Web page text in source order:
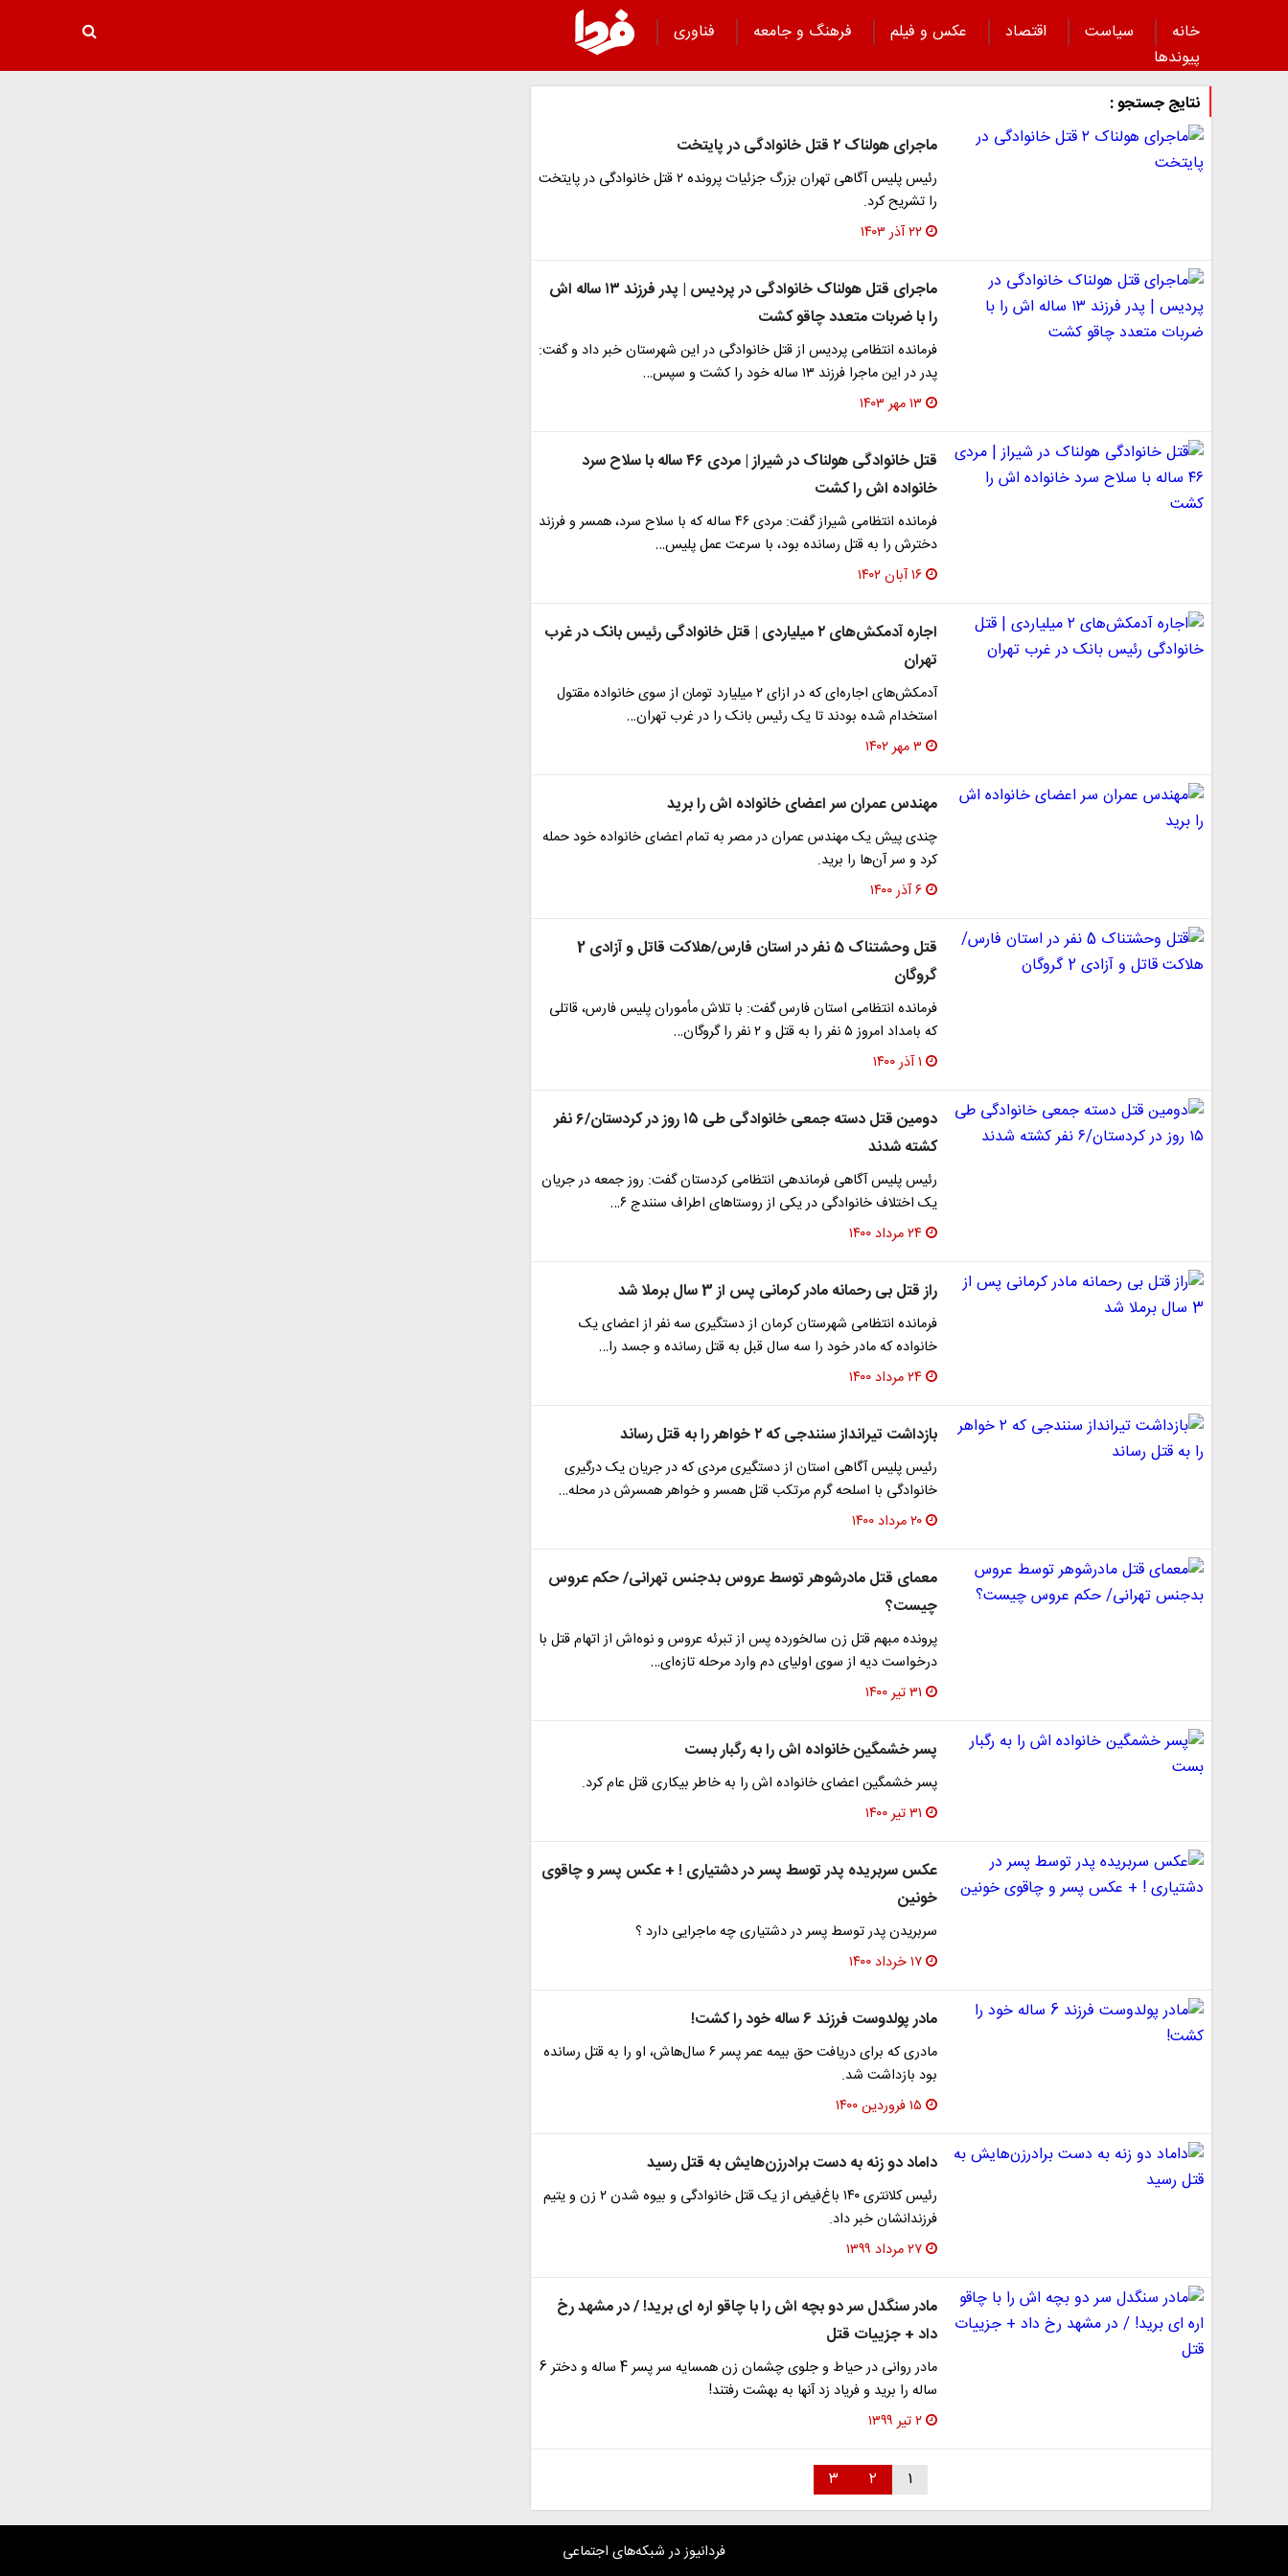
خانه سیاست اقتصاد عکس و فیلم فرهنگ و جامعه
فناوری
پیوند‌ها
نتایج جستجو :
ماجرای هولناک ۲ قتل خانوادگی در پایتخت
رئیس پلیس آگاهی تهران بزرگ جزئیات پرونده ۲ قتل خانوادگی در پایتخت
را تشریح کرد.
۲۲ آذر ۱۴۰۳
ماجرای قتل هولناک خانوادگی در پردیس | پدر فرزند ۱۳ ساله اش
را با ضربات متعدد چاقو کشت
فرمانده انتظامی پردیس از قتل خانوادگی در این شهرستان خبر داد و گفت:
پدر در این ماجرا فرزند ۱۳ ساله خود را کشت و سپس…
۱۳ مهر ۱۴۰۳
قتل خانوادگی هولناک در شیراز | مردی ۴۶ ساله با سلاح سرد
خانواده اش را کشت
فرمانده انتظامی شیراز گفت: مردی ۴۶ ساله که با سلاح سرد، همسر و فرزند
دخترش را به قتل رسانده بود، با سرعت عمل پلیس…
۱۶ آبان ۱۴۰۲
اجاره آدمکش‌های ۲ میلیاردی | قتل خانوادگی رئیس بانک در غرب
تهران
آدمکش‌های اجاره‌ای که در ازای ۲ میلیارد تومان از سوی خانواده‌ مقتول
استخدام شده بودند تا یک رئیس بانک را در غرب تهران…
۳ مهر ۱۴۰۲
مهندس عمران سر اعضای خانواده اش را برید
چندی پیش یک مهندس عمران در مصر به تمام اعضای خانواده خود حمله
کرد و سر آن‌ها را برید.
۶ آذر ۱۴۰۰
قتل وحشتناک 5 نفر در استان فارس/هلاکت قاتل و آزادی 2
گروگان
فرمانده انتظامی استان فارس گفت: با تلاش مأموران پلیس فارس، قاتلی
که بامداد امروز ۵ نفر را به قتل و ۲ نفر را گروگان…
۱ آذر ۱۴۰۰
دومین قتل دسته جمعی خانوادگی طی ۱۵ روز در کردستان/۶ نفر
کشته شدند
رئیس پلیس آگاهی فرماندهی انتظامی کردستان گفت: روز جمعه در جریان
یک اختلاف خانوادگی در یکی از روستاهای اطراف سنندج ۶…
۲۴ مرداد ۱۴۰۰
راز قتل بی رحمانه مادر کرمانی پس از 3 سال برملا شد
فرمانده انتظامی شهرستان کرمان از دستگیری سه نفر از اعضای یک
خانواده که مادر خود را سه سال قبل به قتل رسانده و جسد را…
۲۴ مرداد ۱۴۰۰
بازداشت تیرانداز سنندجی که ۲ خواهر را به قتل رساند
رئیس پلیس آگاهی استان از دستگیری مردی که در جریان یک درگیری
خانوادگی با اسلحه گرم مرتکب قتل همسر و خواهر همسرش در محله…
۲۰ مرداد ۱۴۰۰
معمای قتل مادرشوهر توسط عروس بدجنس تهرانی/ حکم عروس
چیست؟
پرونده مبهم قتل زن سالخورده پس از تبرئه عروس و نوه‌اش از اتهام قتل با
درخواست دیه از سوی اولیای دم وارد مرحله تازه‌ای…
۳۱ تیر ۱۴۰۰
پسر خشمگین خانواده اش را به رگبار بست
پسر خشمگین اعضای خانواده اش را به خاطر بیکاری قتل عام کرد.
۳۱ تیر ۱۴۰۰
عکس سربریده پدر توسط پسر در دشتیاری ! + عکس پسر و چاقوی
خونین
سربریدن پدر توسط پسر در دشتیاری چه ماجرایی دارد ؟
۱۷ خرداد ۱۴۰۰
مادر پولدوست فرزند 6 ساله خود را کشت!
مادری که برای دریافت حق بیمه عمر پسر ۶ سال‌هاش، او را به‌ قتل رسانده
بود بازداشت شد.
۱۵ فروردین ۱۴۰۰
داماد دو زنه به دست برادرزن‌هایش به قتل رسید
رئیس کلانتری ۱۴۰ باغ‌فیض از یک قتل خانوادگی و بیوه شدن ۲ زن و یتیم
فرزندانشان خبر داد.
۲۷ مرداد ۱۳۹۹
مادر سنگدل سر دو بچه اش را با چاقو اره ای برید! / در مشهد رخ
داد + جزییات قتل
مادر روانی در حیاط و جلوی چشمان زن همسایه سر پسر 4 ساله و دختر 6
ساله را برید و فریاد زد آنها به بهشت رفتند!
۲ تیر ۱۳۹۹
۱ ۲ ۳
فردانیوز در شبکه‌های اجتماعی